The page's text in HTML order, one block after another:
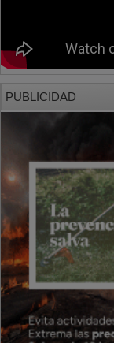
PUBLICIDAD